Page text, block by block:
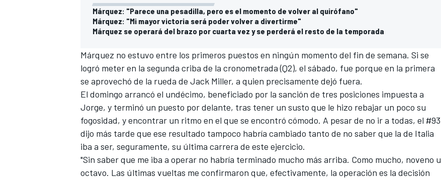
Márquez: "Parece una pesadilla, pero es el momento de volver al quirófano"
Márquez: "Mi mayor victoria será poder volver a divertirme"
Márquez se operará del brazo por cuarta vez y se perderá el resto de la temporada
Márquez no estuvo entre los primeros puestos en ningún momento del fin de semana. Si se
logró meter en la segunda criba de la cronometrada (Q2), el sábado, fue porque en la primera
se aprovechó de la rueda de Jack Miller, a quien precisamente dejó fuera.
El domingo arrancó el undécimo, beneficiado por la sanción de tres posiciones impuesta a
Jorge, y terminó un puesto por delante, tras tener un susto que le hizo rebajar un poco su
fogosidad, y encontrar un ritmo en el que se encontró cómodo. A pesar de no ir a todas, el #93
dijo más tarde que ese resultado tampoco habría cambiado tanto de no saber que la de Italia
iba a ser, seguramente, su última carrera de este ejercicio.
"Sin saber que me iba a operar no habría terminado mucho más arriba. Como mucho, noveno u
octavo. Las últimas vueltas me confirmaron que, efectivamente, la operación es la decisión